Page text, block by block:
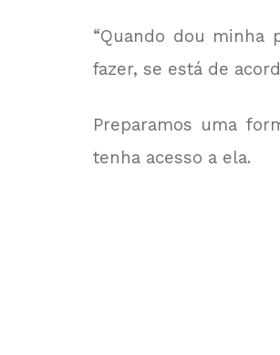
“Quando dou minha
fazer, se está de
Preparamos uma
tenha acesso a ela.